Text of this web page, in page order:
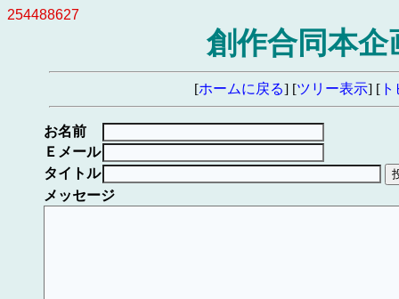
254488627
創作合同本
[ホームに戻る] [ツリー表示] [
お名前
Ｅメール
タイトル
メッセージ